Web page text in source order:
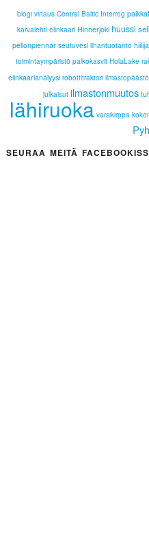
blogi virtaus Central Baltic Interreg
karvalehti elinkaari Hinnerjoki huussi
pellonpiennar seutuvesi lihantuotanto
toimintaympäristö palkokasvit HolaLake
elinkaarianalyysi robottitraktori
julkaisut ilmastonmuutos
lähiruoka varsikirppa
SEURAA MEITÄ